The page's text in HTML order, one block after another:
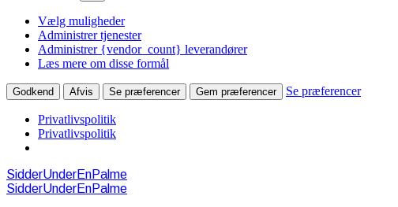
Vælg muligheder
Administrer tjenester
Administrer {vendor_count} leverandører
Læs mere om disse formål
Godkend Afvis Se præferencer Gem præferencer Se præferencer
Privatlivspolitik
Privatlivspolitik
SidderUnderEnPalme
SidderUnderEnPalme